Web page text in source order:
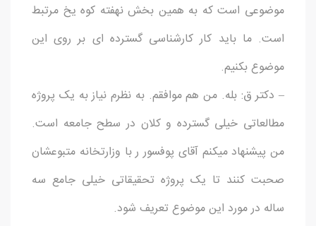
موضوعی است که به همین بخش نهفته کوه یخ مرتبط
است. ما باید کار کارشناسی گسترده ای بر روی این
موضوع بکنیم.
– دکتر ق: بله. من هم موافقم. به نظرم نیاز به یک پروژه
مطالعاتی خیلی گسترده و کلان در سطح جامعه است.
من پیشنهاد میکنم آقای پوفسور ر با وزارتخانه متبوعشان
صحبت کنند تا یک پروژه تحقیقاتی خیلی جامع سه
ساله در مورد این موضوع تعریف شود.